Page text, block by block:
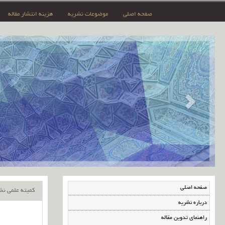
صفحه اصلی موضوعات نشریه هزینه انتشار مقاله
صفحه اصلی
درباره نشریه
راهنمای تدوین مقاله
کمیته علمی